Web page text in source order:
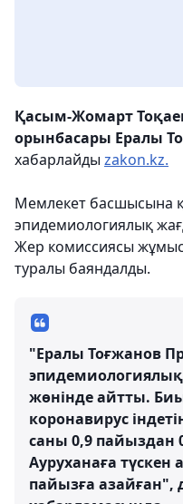
Қасым-Жомарт
орынбасары Ералы
хабарлайды zakon.kz.
Мемлекет басшысына
эпидемиологиялық
Жер комиссиясы
туралы баяндалды.
"Ералы Тоғжанов
жөнінде айтты.
коронавирус
саны 0,9 пайыздан
Ауруханаға
пайызға азайған",